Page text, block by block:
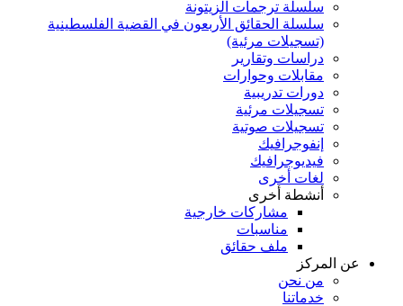
سلسلة ترجمات الزيتونة
سلسلة الحقائق الأربعون في القضية الفلسطينية
(تسجيلات مرئية)
دراسات وتقارير
مقابلات وحوارات
دورات تدريبية
تسجيلات مرئية
تسجيلات صوتية
إنفوجرافيك
فيديوجرافيك
لغات أخرى
أنشطة أخرى
مشاركات خارجية
مناسبات
ملف حقائق
عن المركز
من نحن
خدماتنا